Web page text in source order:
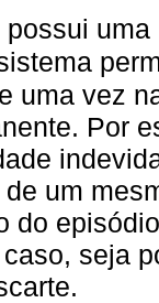
uma vez
Por
um
do
seja